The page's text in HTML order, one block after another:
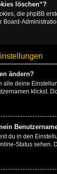
löschen“?
die phpBB
Board-
ändern?
alle deine
klickst.
du in den
Status sehen.